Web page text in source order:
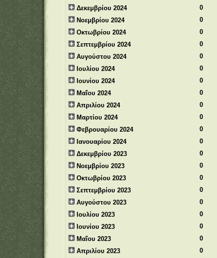
Δεκεμβρίου 2024
0
Νοεμβρίου 2024
0
Οκτωβρίου 2024
0
Σεπτεμβρίου 2024
0
Αυγούστου 2024
0
Ιουλίου 2024
0
Ιουνίου 2024
0
Μαΐου 2024
0
Απριλίου 2024
0
Μαρτίου 2024
0
Φεβρουαρίου 2024
0
Ιανουαρίου 2024
0
Δεκεμβρίου 2023
0
Νοεμβρίου 2023
0
Οκτωβρίου 2023
0
Σεπτεμβρίου 2023
0
Αυγούστου 2023
0
Ιουλίου 2023
0
Ιουνίου 2023
0
Μαΐου 2023
0
Απριλίου 2023
0